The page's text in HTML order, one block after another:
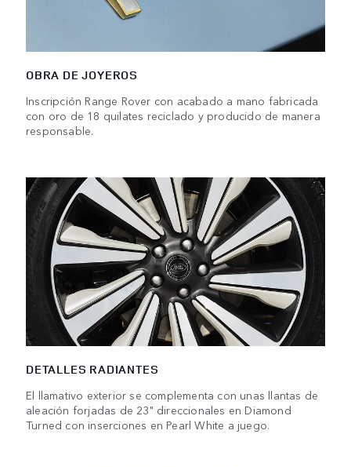
OBRA DE JOYEROS
Inscripción Range Rover con acabado a mano fabricada
con oro de 18 quilates reciclado y producido de manera
responsable.
DETALLES RADIANTES
El llamativo exterior se complementa con unas llantas de
aleación forjadas de 23" direccionales en Diamond
Turned con inserciones en Pearl White a juego.